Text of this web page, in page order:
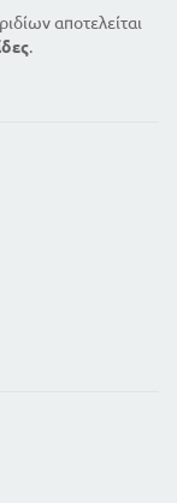
αποτελείται
.